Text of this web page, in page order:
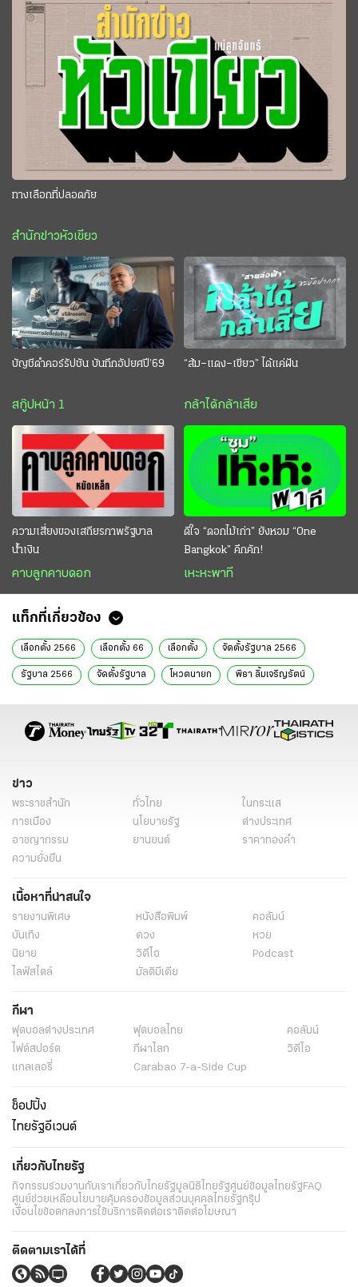
ทางเลือกที่ปลอดภัย
สำนักข่าวหัวเขียว
บัญชีดำคอร์รัปชัน บันทึกอัปยศปี’69
สกู๊ปหน้า 1
“ส้ม–แดง–เขียว” ได้แค่ฝัน
กล้าได้กล้าเสีย
ความเสี่ยงของเสถียรภาพรัฐบาล
น้ำเงิน
คาบลูกคาบดอก
ดีใจ “ดอกไม้เก่า” ยังหอม “One
Bangkok” คึกคัก!
เหะหะพาที
แท็กที่เกี่ยวข้อง
เลือกตั้ง 2566 เลือกตั้ง 66 เลือกตั้ง จัดตั้งรัฐบาล 2566
รัฐบาล 2566 จัดตั้งรัฐบาล โหวตนายก พิธา ลิ้มเจริญรัตน์
ข่าววันนี้
ข่าว
พระราชสำนัก ทั่วไทย
ในกระแส
การเมือง
นโยบายรัฐ
ต่างประเทศ
อาชญากรรม
ยานยนต์
ราคาทองคำ
ความยั่งยืน
เนื้อหาที่น่าสนใจ
รายงานพิเศษ หนังสือพิมพ์
คอลัมน์
บันเทิง
ดวง
หวย
นิยาย
วิดีโอ
Podcast
ไลฟ์สไตล์
มัลติมีเดีย
กีฬา
ฟุตบอลต่่างประเทศ ฟุตบอลไทย
คอลัมน์
ไฟต์สปอร์ต
กีฬาโลก
วิดีโอ
แกลเลอรี่
Carabao 7-a-Side Cup
ช็อปปิ้ง
ไทยรัฐอีเวนต์
เกี่ยวกับไทยรัฐ
กิจกรรมร่วมงานกับเราเกี่ยวกับไทยรัฐมูลนิธิไทยรัฐศูนย์ข้อมูลไทยรัฐFAQ
ศูนย์ช่วยเหลือนโยบายคุ้มครองข้อมูลส่วนบุคคลไทยรัฐกรุ๊ป
เงื่อนไขข้อตกลงการใช้บริการติดต่อเราติดต่อโฆษณา
ติดตามเราได้ที่